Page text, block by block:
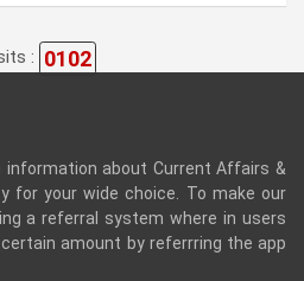
: 0102
information about Current Affairs &
for your wide choice. To make our
a referral system where in users
amount by referrring the app